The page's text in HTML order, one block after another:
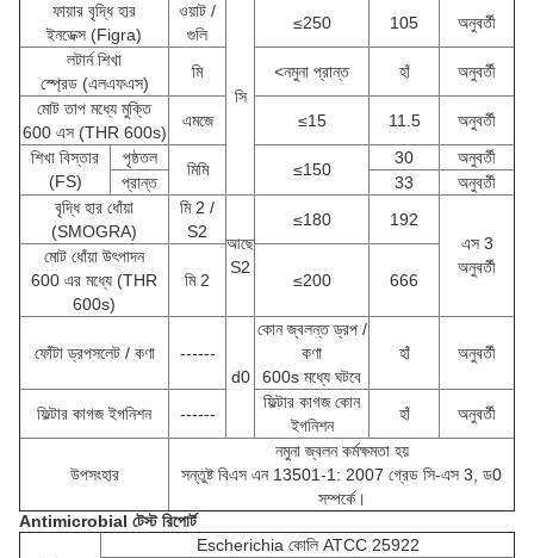
ফায়ার বৃদ্ধি হার
ইনডেক্স (Figra)
ওয়াট /
গুলি
সি
≤250 105
অনুবর্তী
লটার্ন শিখা
স্প্রেড (এলএফএস)
মি <নমুনা প্রান্ত হাঁ
অনুবর্তী
মোট তাপ মধ্যে মুক্তি
600 এস (THR 600s)
এমজে ≤15 11.5
অনুবর্তী
শিখা বিস্তার
(FS)
পৃষ্ঠতল
মিমি ≤150
30
অনুবর্তী
প্রান্ত
33
অনুবর্তী
বৃদ্ধি হার ধোঁয়া
(SMOGRA)
মি 2 /
S2
আছে
S2
≤180
192
এস 3
অনুবর্তী
মোট ধোঁয়া উৎপাদন
600 এর মধ্যে (THR
600s)
মি 2 ≤200 666
ফোঁটা ড্রপসলেট / কণা
------
d0
কোন জ্বলন্ত ড্রপ /
কণা
600s মধ্যে ঘটবে
হাঁ অনুবর্তী
ফিল্টার কাগজ ইগনিশন ------
ফিল্টার কাগজ কোন
ইগনিশন
হাঁ অনুবর্তী
উপসংহার
নমুনা জ্বলন কর্মক্ষমতা হয়
সন্তুষ্ট বিএস এন 13501-1: 2007 গ্রেড সি-এস 3, ড0
সম্পর্কে।
Antimicrobial টেস্ট রিপোর্ট
Escherichia কোলি ATCC 25922